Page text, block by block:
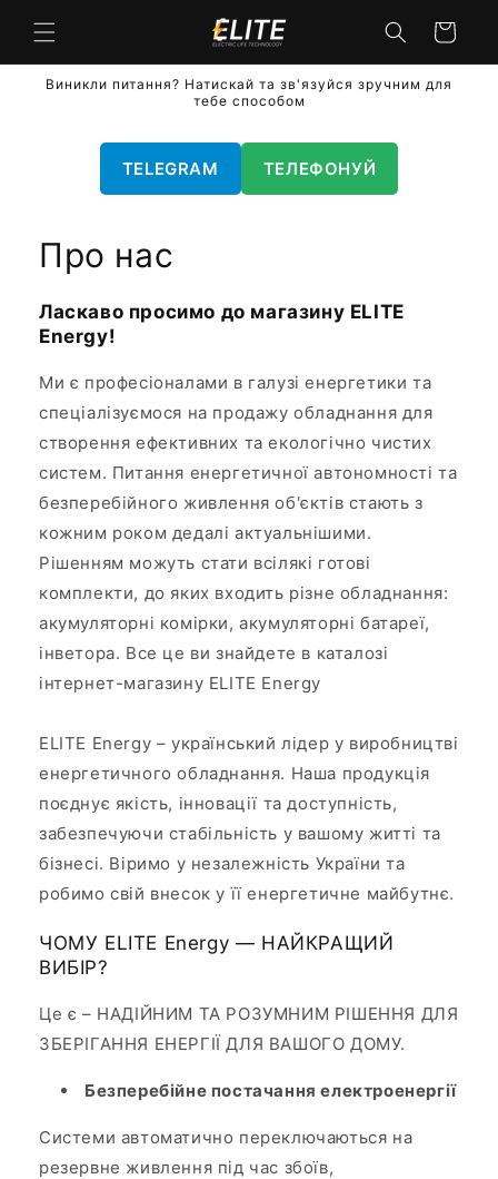
до
вмісту
кошик
Виникли питання? Натискай та зв'язуйся зручним для
тебе способом
TELEGRAM ТЕЛЕФОНУЙ
Про нас
Ласкаво просимо до магазину ELITE
Energy!
Ми є професіоналами в галузі енергетики та
спеціалізуємося на продажу обладнання для
створення ефективних та екологічно чистих
систем. Питання енергетичної автономності та
безперебійного живлення об'єктів стають з
кожним роком дедалі актуальнішими.
Рішенням можуть стати всілякі готові
комплекти, до яких входить різне обладнання:
акумуляторні комірки, акумуляторні батареї,
інветора. Все це ви знайдете в каталозі
інтернет-магазину ELITE Energy
ELITE Energy – український лідер у виробництві
енергетичного обладнання. Наша продукція
поєднує якість, інновації та доступність,
забезпечуючи стабільність у вашому житті та
бізнесі. Віримо у незалежність України та
робимо свій внесок у її енергетичне майбутнє.
ЧОМУ ELITE Energy — НАЙКРАЩИЙ
ВИБІР?
Це є – НАДІЙНИМ ТА РОЗУМНИМ РІШЕННЯ ДЛЯ
ЗБЕРІГАННЯ ЕНЕРГІЇ ДЛЯ ВАШОГО ДОМУ.
Безперебійне постачання електроенергії
Системи автоматично переключаються на
резервне живлення під час збоїв,